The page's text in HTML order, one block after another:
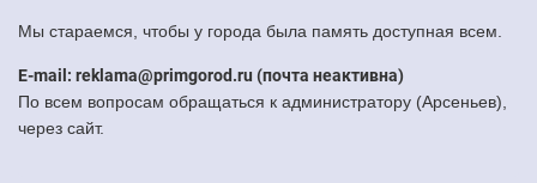
Мы стараемся, чтобы у города была память доступная всем.
E-mail: reklama@primgorod.ru (почта неактивна)
По всем вопросам обращаться к администратору (Арсеньев),
через сайт.